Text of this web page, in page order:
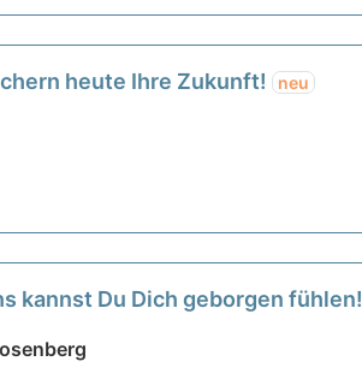
heute Ihre Zukunft! neu
kannst Du Dich geborgen fühlen!